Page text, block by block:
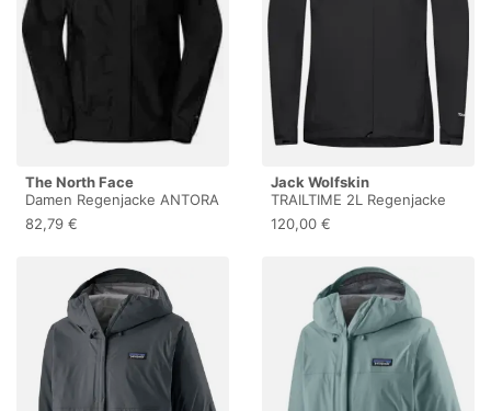
The North Face
Damen Regenjacke ANTORA
L
82,79 €
Jack Wolfskin
TRAILTIME 2L Regenjacke
Damen
120,00 €